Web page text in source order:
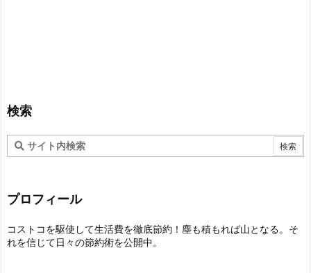
検索
プロフィール
コストコを駆使して生活費を徹底節約！塵も積もれば山となる。そ
れを信じて日々の節約術を公開中。